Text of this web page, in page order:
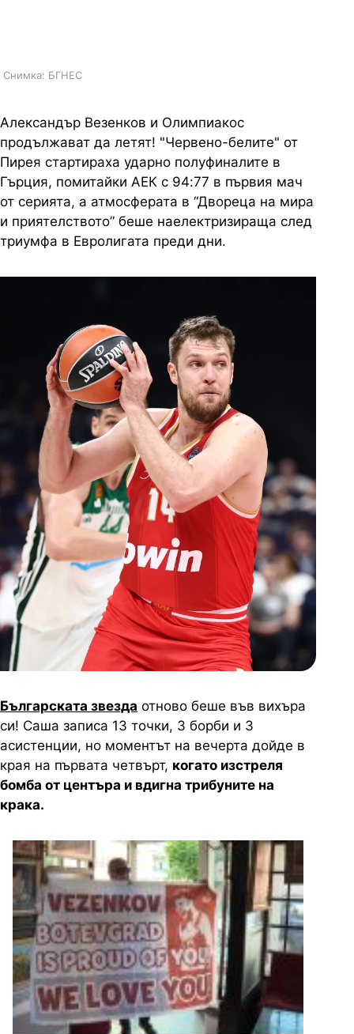
Снимка: БГНЕС
Александър Везенков и Олимпиакос
продължават да летят! "Червено-белите" от
Пирея стартираха ударно полуфиналите в
Гърция, помитайки АЕК с 94:77 в първия мач
от серията, а атмосферата в “Двореца на мира
и приятелството” беше наелектризираща след
триумфа в Евролигата преди дни.
Българската звезда отново беше във вихъра
си! Саша записа 13 точки, 3 борби и 3
асистенции, но моментът на вечерта дойде в
края на първата четвърт, когато изстреля
бомба от центъра и вдигна трибуните на
крака.